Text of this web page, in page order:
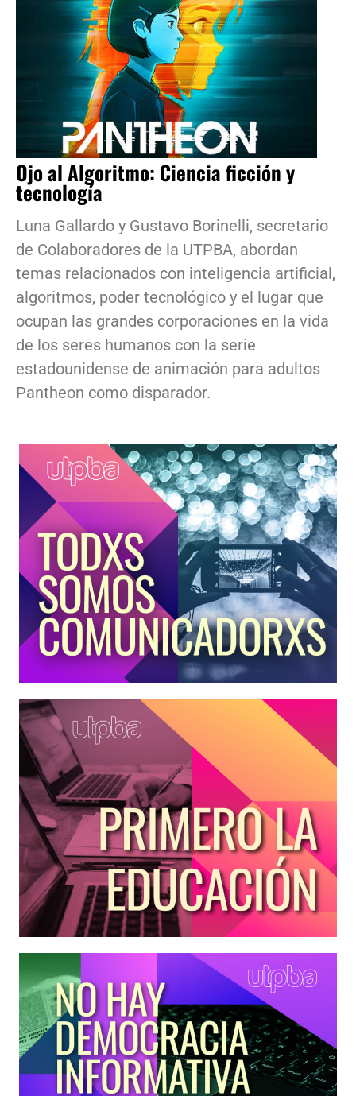
Ojo al Algoritmo: Ciencia ficción y
tecnología
Luna Gallardo y Gustavo Borinelli, secretario
de Colaboradores de la UTPBA, abordan
temas relacionados con inteligencia artificial,
algoritmos, poder tecnológico y el lugar que
ocupan las grandes corporaciones en la vida
de los seres humanos con la serie
estadounidense de animación para adultos
Pantheon como disparador.